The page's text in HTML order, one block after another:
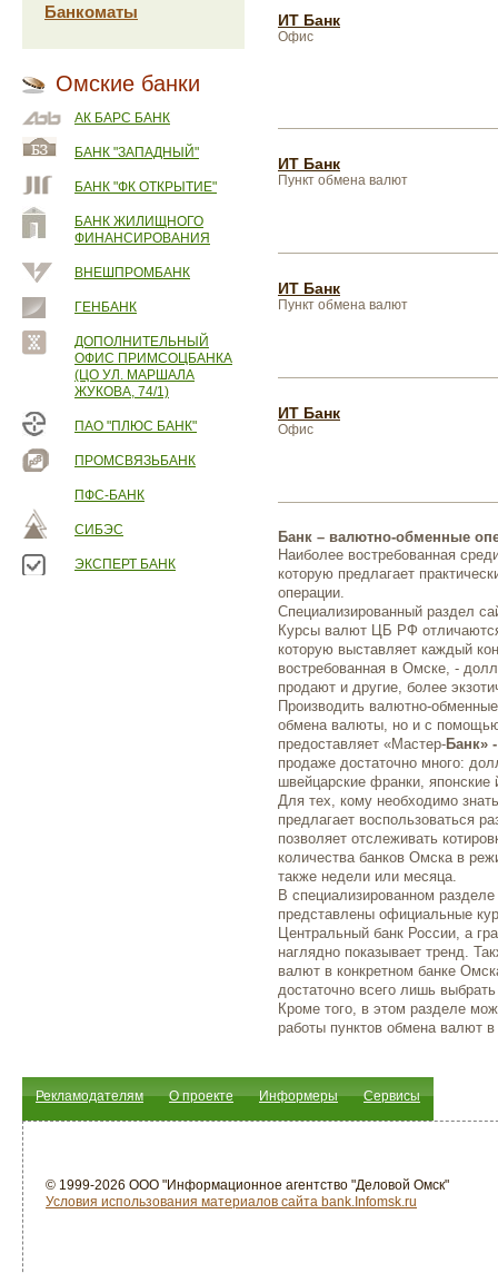
Банкоматы
Омские банки
АК БАРС БАНК
БАНК "ЗАПАДНЫЙ"
БАНК "ФК ОТКРЫТИЕ"
БАНК ЖИЛИЩНОГО
ФИНАНСИРОВАНИЯ
ВНЕШПРОМБАНК
ГЕНБАНК
ДОПОЛНИТЕЛЬНЫЙ
ОФИС ПРИМСОЦБАНКА
(ЦО УЛ. МАРШАЛА
ЖУКОВА, 74/1)
ПАО "ПЛЮС БАНК"
ПРОМСВЯЗЬБАНК
ПФС-БАНК
СИБЭС
ЭКСПЕРТ БАНК
ИТ Банк
Офис
ИТ Банк
Пункт обмена валют
ИТ Банк
Пункт обмена валют
ИТ Банк
Офис
Банк – валютно-обменные
Наиболее востребованная
которую предлагает
операции.
Специализированный раздел
Курсы валют ЦБ РФ
которую выставляет каждый
востребованная в Омске, -
продают и другие, более
Производить валютно-
обмена валюты, но и с
предоставляет «Мастер-Банк»
продаже достаточно много:
швейцарские франки, японские
Для тех, кому необходимо
предлагает воспользоваться
позволяет отслеживать
количества банков Омска в
также недели или месяца.
В специализированном
представлены официальные
Центральный банк России, а
наглядно показывает тренд.
валют в конкретном банке
достаточно всего лишь
Кроме того, в этом разделе
работы пунктов обмена валют
Рекламодателям О проекте Информеры Сервисы
© 1999-2026 ООО "Информационное агентство "Деловой Омск"
Условия использования материалов сайта bank.Infomsk.ru